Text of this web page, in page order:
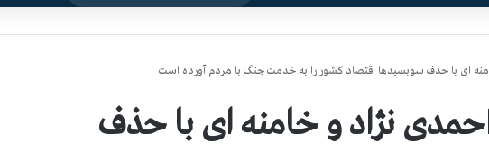
ای با حذف سوبسیدها اقتصاد کشور را به خدمت جنگ با مردم آورده است
نژاد و خامنه ای با حذف